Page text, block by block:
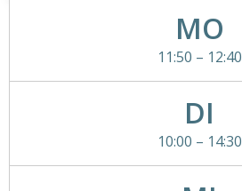
MO
11:50 – 12:40
DI
10:00 – 14:30